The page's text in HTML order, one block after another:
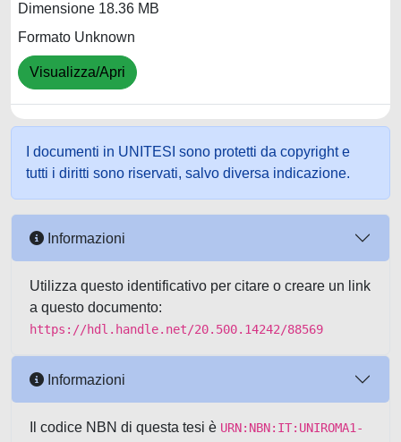
Dimensione 18.36 MB
Formato Unknown
Visualizza/Apri
I documenti in UNITESI sono protetti da copyright e
tutti i diritti sono riservati, salvo diversa indicazione.
Informazioni
Utilizza questo identificativo per citare o creare un link
a questo documento:
https://hdl.handle.net/20.500.14242/88569
Informazioni
Il codice NBN di questa tesi è URN:NBN:IT:UNIROMA1-